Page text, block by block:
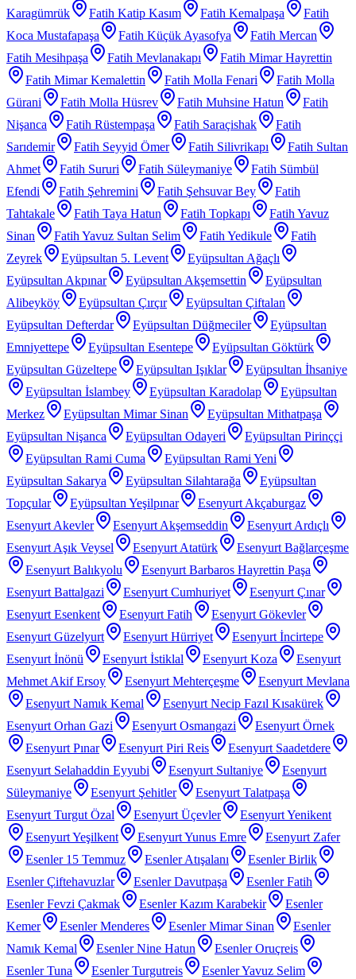
Karagümrük Fatih Katip Kasım Fatih Kemalpaşa
Fatih
Koca Mustafapaşa
Fatih Küçük Ayasofya
Fatih Mercan
Fatih Mesihpaşa
Fatih Mevlanakapı
Fatih Mimar Hayrettin
Fatih Mimar Kemalettin
Fatih Molla Fenari
Fatih Molla
Gürani
Fatih Molla Hüsrev Fatih Muhsine Hatun
Fatih
Nişanca
Fatih Rüstempaşa Fatih Saraçishak
Fatih
Sarıdemir
Fatih Seyyid Ömer Fatih Silivrikapı
Fatih Sultan
Ahmet
Fatih Sururi Fatih Süleymaniye
Fatih Sümbül
Efendi
Fatih Şehremini Fatih Şehsuvar Bey
Fatih
Tahtakale
Fatih Taya Hatun Fatih Topkapı
Fatih Yavuz
Sinan
Fatih Yavuz Sultan Selim Fatih Yedikule
Fatih
Zeyrek
Eyüpsultan 5. Levent
Eyüpsultan Ağaçlı
Eyüpsultan Akpınar
Eyüpsultan Akşemsettin
Eyüpsultan
Alibeyköy
Eyüpsultan Çırçır
Eyüpsultan Çiftalan
Eyüpsultan Defterdar
Eyüpsultan Düğmeciler
Eyüpsultan
Emniyettepe
Eyüpsultan Esentepe
Eyüpsultan Göktürk
Eyüpsultan Güzeltepe
Eyüpsultan Işıklar
Eyüpsultan İhsaniye
Eyüpsultan İslambey
Eyüpsultan Karadolap
Eyüpsultan
Merkez
Eyüpsultan Mimar Sinan
Eyüpsultan Mithatpaşa
Eyüpsultan Nişanca
Eyüpsultan Odayeri
Eyüpsultan Pirinççi
Eyüpsultan Rami Cuma
Eyüpsultan Rami Yeni
Eyüpsultan Sakarya
Eyüpsultan Silahtarağa
Eyüpsultan
Topçular
Eyüpsultan Yeşilpınar
Esenyurt Akçaburgaz
Esenyurt Akevler
Esenyurt Akşemseddin
Esenyurt Ardıçlı
Esenyurt Aşık Veysel
Esenyurt Atatürk
Esenyurt Bağlarçeşme
Esenyurt Balıkyolu
Esenyurt Barbaros Hayrettin Paşa
Esenyurt Battalgazi
Esenyurt Cumhuriyet
Esenyurt Çınar
Esenyurt Esenkent
Esenyurt Fatih
Esenyurt Gökevler
Esenyurt Güzelyurt
Esenyurt Hürriyet
Esenyurt İncirtepe
Esenyurt İnönü
Esenyurt İstiklal Esenyurt Koza
Esenyurt
Mehmet Akif Ersoy
Esenyurt Mehterçeşme
Esenyurt Mevlana
Esenyurt Namık Kemal
Esenyurt Necip Fazıl Kısakürek
Esenyurt Orhan Gazi
Esenyurt Osmangazi
Esenyurt Örnek
Esenyurt Pınar
Esenyurt Piri Reis
Esenyurt Saadetdere
Esenyurt Selahaddin Eyyubi
Esenyurt Sultaniye
Esenyurt
Süleymaniye
Esenyurt Şehitler
Esenyurt Talatpaşa
Esenyurt Turgut Özal
Esenyurt Üçevler
Esenyurt Yenikent
Esenyurt Yeşilkent
Esenyurt Yunus Emre
Esenyurt Zafer
Esenler 15 Temmuz
Esenler Atışalanı
Esenler Birlik
Esenler Çiftehavuzlar
Esenler Davutpaşa
Esenler Fatih
Esenler Fevzi Çakmak
Esenler Kazım Karabekir
Esenler
Kemer
Esenler Menderes Esenler Mimar Sinan
Esenler
Namık Kemal
Esenler Nine Hatun
Esenler Oruçreis
Esenler Tuna
Esenler Turgutreis
Esenler Yavuz Selim